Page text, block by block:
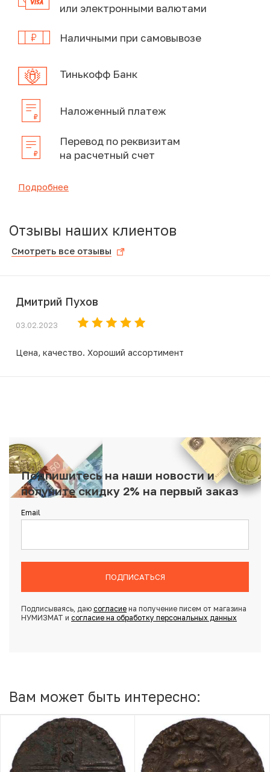
или электронными валютами
Наличными при самовывозе
Тинькофф Банк
Наложенный платеж
Перевод по реквизитам
на расчетный счет
Подробнее
Отзывы наших клиентов
Смотреть все отзывы
Дмитрий Пухов
03.02.2023
Цена, качество. Хороший ассортимент
Подпишитесь на наши новости и
получите скидку 2% на первый заказ
Email
ПОДПИСАТЬСЯ
Подписываясь, даю согласиена получение писем от магазина
НУМИЗМАТ и согласие на обработку персональных данных
Вам может быть интересно: